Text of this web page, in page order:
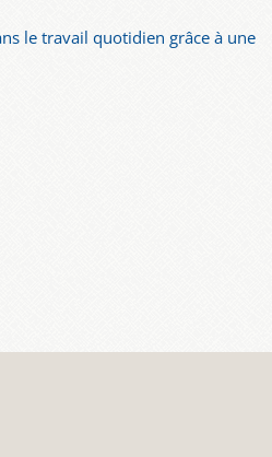
le travail quotidien grâce à une